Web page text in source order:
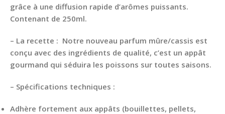
grâce à une diffusion rapide d’arômes puissants.
Contenant de 250ml.
– La recette : Notre nouveau parfum mûre/cassis est
conçu avec des ingrédients de qualité, c’est un appât
gourmand qui séduira les poissons sur toutes saisons.
– Spécifications techniques :
Adhère fortement aux appâts (bouillettes, pellets,